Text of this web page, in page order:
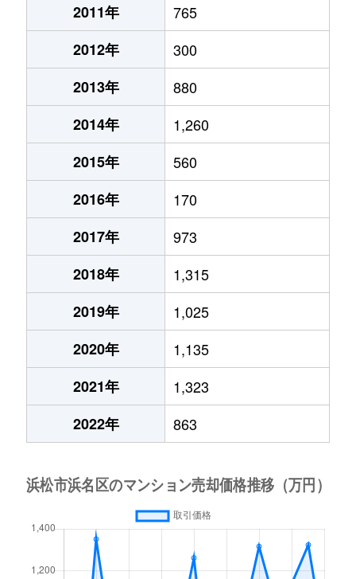
2011年
765
2012年
300
2013年
880
2014年
1,260
2015年
560
2016年
170
2017年
973
2018年
1,315
2019年
1,025
2020年
1,135
2021年
1,323
2022年
863